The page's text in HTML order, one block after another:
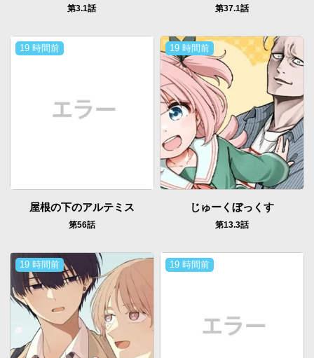
第3.1話 第37.1話
19 時間前
屋根の下のアルテミス
第56話
19 時間前
じゅーくぼっくす
第13.3話
19 時間前 19 時間前